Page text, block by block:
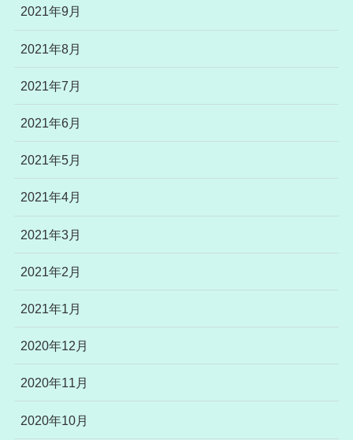
2021年9月
2021年8月
2021年7月
2021年6月
2021年5月
2021年4月
2021年3月
2021年2月
2021年1月
2020年12月
2020年11月
2020年10月